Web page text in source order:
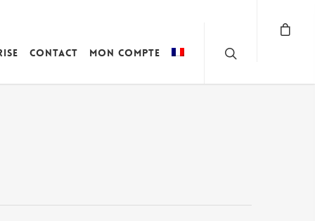
Contact Mon compte